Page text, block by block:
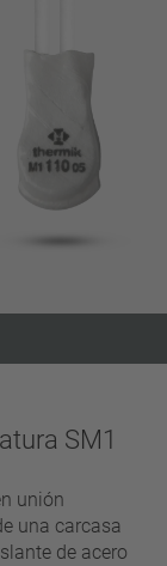
SM1
unión
una carcasa
de acero